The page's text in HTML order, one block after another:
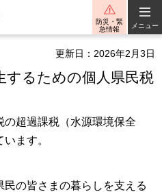
防災・緊
急情報
メニュー
更新日：2026年2月3日
するための個人県民税
の超過課税（水源環境保全
ます。
の皆さまの暮らしを支える